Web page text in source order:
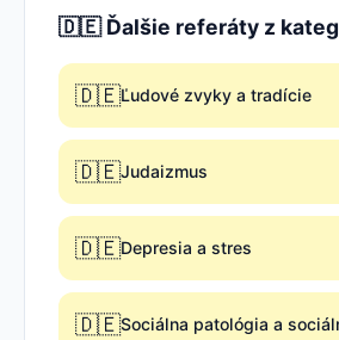
🇩🇪 Ďalšie referáty z
🇩🇪Ľudové zvyky a tradície
🇩🇪Judaizmus
🇩🇪Depresia a stres
🇩🇪Sociálna patológia a